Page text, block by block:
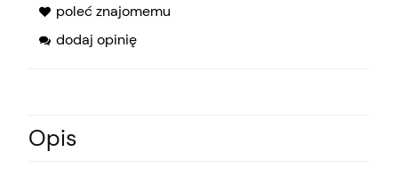
poleć znajomemu
dodaj opinię
Opis